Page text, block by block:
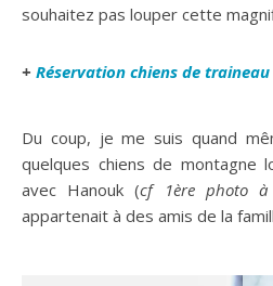
souhaitez pas louper cette
+ Réservation chiens de
Du coup, je me suis quand
quelques chiens de montagne
avec Hanouk (cf 1ère photo à
appartenait à des amis de la